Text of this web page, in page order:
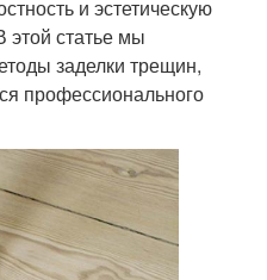
и эстетическую
этой статье мы
заделки трещин,
профессионального